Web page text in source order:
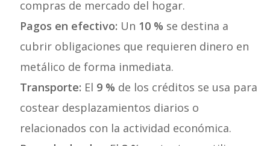
compras de mercado del hogar.
Pagos en efectivo: Un 10 % se destina a
cubrir obligaciones que requieren dinero en
metálico de forma inmediata.
Transporte: El 9 % de los créditos se usa para
costear desplazamientos diarios o
relacionados con la actividad económica.